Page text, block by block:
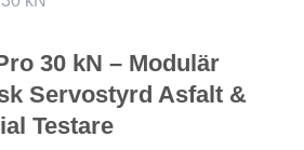
30 kN – Modulär
Servostyrd Asfalt &
Testare